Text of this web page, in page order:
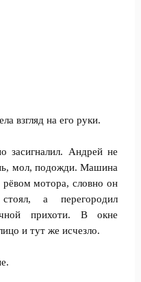
взгляд на его руки.
засигналил. Андрей не
мол, подожди. Машина
мотора, словно он
а перегородил
прихоти. В окне
и тут же исчезло.